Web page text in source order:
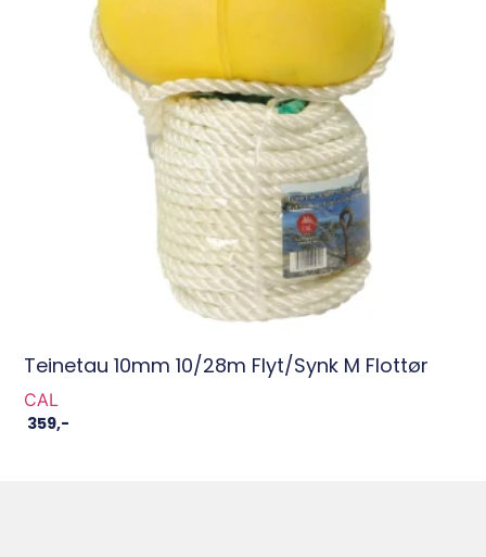
Teinetau 10mm 10/28m Flyt/synk M Flottør
CAL
359,-